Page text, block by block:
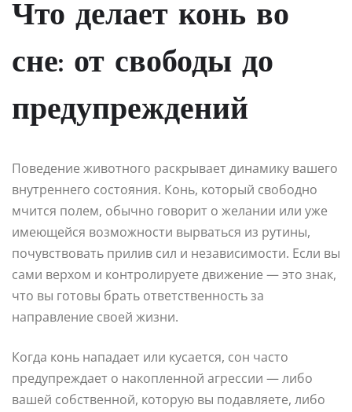
Что делает конь во
сне: от свободы до
предупреждений
Поведение животного раскрывает динамику вашего
внутреннего состояния. Конь, который свободно
мчится полем, обычно говорит о желании или уже
имеющейся возможности вырваться из рутины,
почувствовать прилив сил и независимости. Если вы
сами верхом и контролируете движение — это знак,
что вы готовы брать ответственность за
направление своей жизни.
Когда конь нападает или кусается, сон часто
предупреждает о накопленной агрессии — либо
вашей собственной, которую вы подавляете, либо